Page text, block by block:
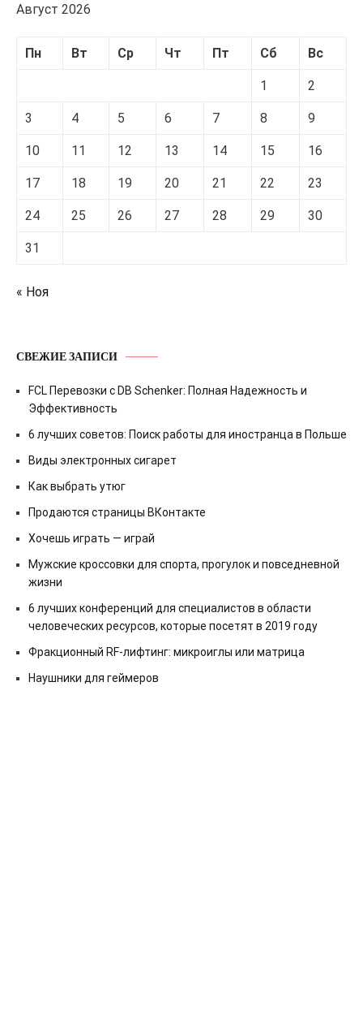
Август 2026
Пн Вт Ср Чт Пт Сб Вс
1 2
3 4 5 6 7 8 9
10 11 12 13 14 15 16
17 18 19 20 21 22 23
24 25 26 27 28 29 30
31
« Ноя
СВЕЖИЕ ЗАПИСИ
FCL Перевозки с DB Schenker: Полная Надежность и
Эффективность
6 лучших советов: Поиск работы для иностранца в Польше
Виды электронных сигарет
Как выбрать утюг
Продаются страницы ВКонтакте
Хочешь играть — играй
Мужские кроссовки для спорта, прогулок и повседневной
жизни
6 лучших конференций для специалистов в области
человеческих ресурсов, которые посетят в 2019 году
Фракционный RF-лифтинг: микроиглы или матрица
Наушники для геймеров